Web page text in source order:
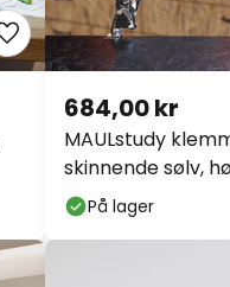
MAULstudy
skinnende sølv,
metall
684,00 kr
På lager